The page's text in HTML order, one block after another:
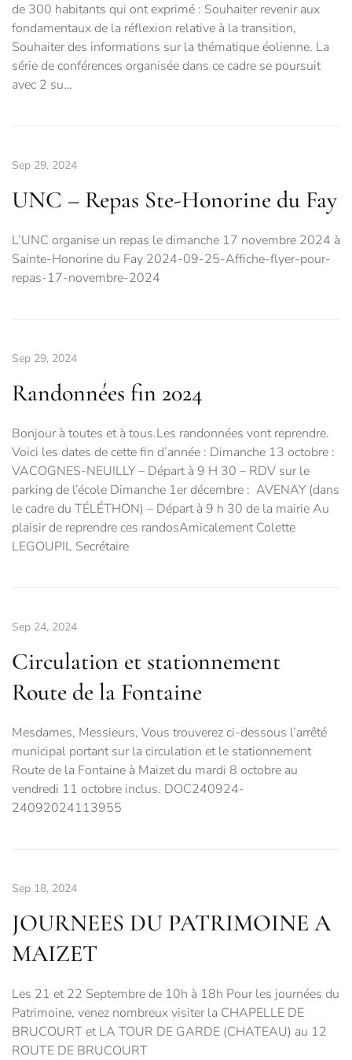
de 300 habitants qui ont exprimé : Souhaiter revenir aux
fondamentaux de la réflexion relative à la transition,
Souhaiter des informations sur la thématique éolienne. La
série de conférences organisée dans ce cadre se poursuit
avec 2 su…
Sep 29, 2024
UNC – Repas Ste-Honorine du Fay
L’UNC organise un repas le dimanche 17 novembre 2024 à
Sainte-Honorine du Fay 2024-09-25-Affiche-flyer-pour-
repas-17-novembre-2024
Sep 29, 2024
Randonnées fin 2024
Bonjour à toutes et à tous.Les randonnées vont reprendre.
Voici les dates de cette fin d’année : Dimanche 13 octobre :
VACOGNES-NEUILLY – Départ à 9 H 30 – RDV sur le
parking de l’école Dimanche 1er décembre : AVENAY (dans
le cadre du TÉLÉTHON) – Départ à 9 h 30 de la mairie Au
plaisir de reprendre ces randosAmicalement Colette
LEGOUPIL Secrétaire
Sep 24, 2024
Circulation et stationnement
Route de la Fontaine
Mesdames, Messieurs, Vous trouverez ci-dessous l’arrêté
municipal portant sur la circulation et le stationnement
Route de la Fontaine à Maizet du mardi 8 octobre au
vendredi 11 octobre inclus. DOC240924-
24092024113955
Sep 18, 2024
JOURNEES DU PATRIMOINE A
MAIZET
Les 21 et 22 Septembre de 10h à 18h Pour les journées du
Patrimoine, venez nombreux visiter la CHAPELLE DE
BRUCOURT et LA TOUR DE GARDE (CHATEAU) au 12
ROUTE DE BRUCOURT